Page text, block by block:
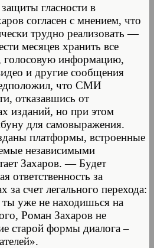
гласности в
согласен с мнением, что
трудно реализовать —
месяцев хранить все
голосовую информацию,
и другие сообщения
что СМИ
отказавшись от
изданий, но при этом
для самовыражения.
платформы, встроенные
независимыми
Захаров. — Будет
ответственность за
за счет легального перехода:
уже не находишься на
Роман Захаров не
старой формы диалога –